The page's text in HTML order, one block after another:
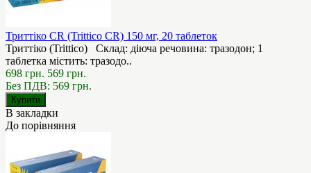
Триттіко CR (Trittico CR) 150 мг, 20 таблеток
Триттіко (Trittico) Склад: діюча речовина: тразодон; 1
таблетка містить: тразодо..
698 грн. 569 грн.
Без ПДВ: 569 грн.
В закладки
До порівняння